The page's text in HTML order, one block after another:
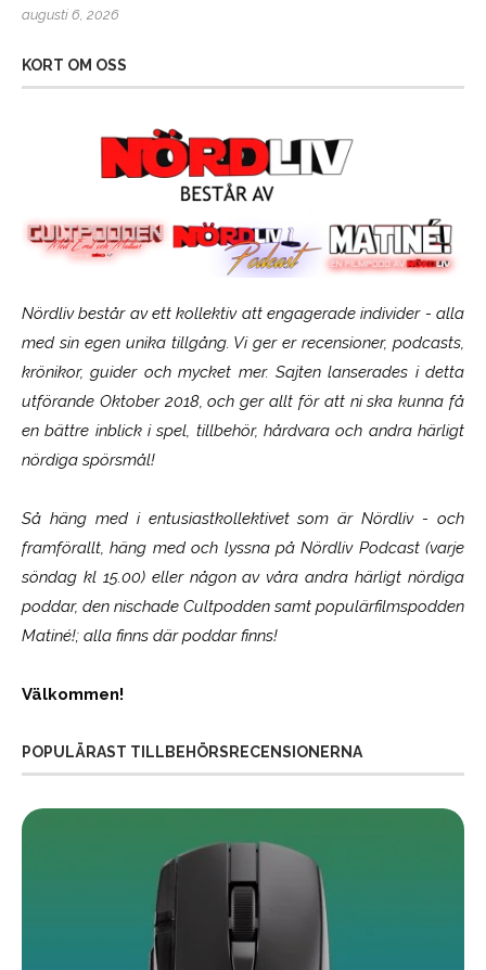
augusti 6, 2026
KORT OM OSS
Nördliv består av ett kollektiv att engagerade individer - alla
med sin egen unika tillgång. Vi ger er recensioner, podcasts,
krönikor, guider och mycket mer. Sajten lanserades i detta
utförande Oktober 2018, och ger allt för att ni ska kunna få
en bättre inblick i spel, tillbehör, hårdvara och andra härligt
nördiga spörsmål!
Så häng med i entusiastkollektivet som ärNördliv- och
framförallt, häng med och lyssna på Nördliv Podcast (varje
söndag kl 15.00) eller någon av våra andra härligt nördiga
poddar, den nischade Cultpodden samt populärfilmspodden
Matiné!; alla finns där poddar finns!
Välkommen!
POPULÄRAST TILLBEHÖRSRECENSIONERNA